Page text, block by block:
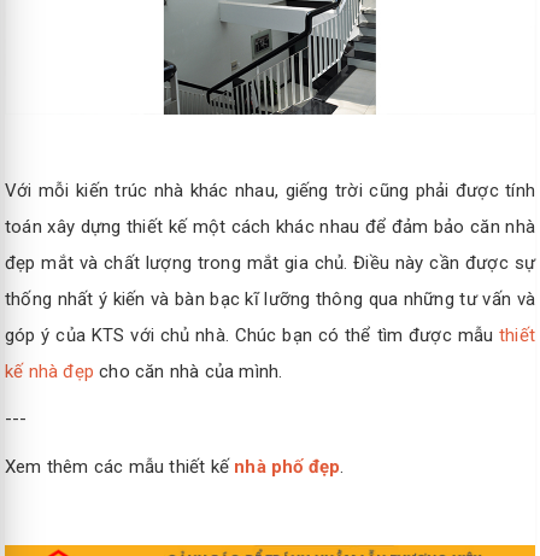
Với mỗi kiến trúc nhà khác nhau, giếng trời cũng phải được tính
toán xây dựng thiết kế một cách khác nhau để đảm bảo căn nhà
đẹp mắt và chất lượng trong mắt gia chủ. Điều này cần được sự
thống nhất ý kiến và bàn bạc kĩ lưỡng thông qua những tư vấn và
góp ý của KTS với chủ nhà. Chúc bạn có thể tìm được mẫu thiết
kế nhà đẹp cho căn nhà của mình.
---
Xem thêm các mẫu thiết kế nhà phố đẹp.